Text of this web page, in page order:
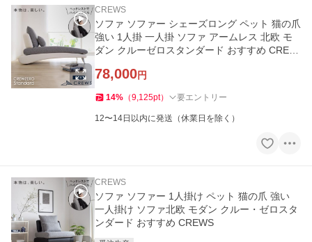
CREWS
ソファ ソファー シェーズロング ペット 猫の爪
強い 1人掛 一人掛 ソファ アームレス 北欧 モ
ダン クルーゼロスタンダード おすすめ CREW
78,000円
14% （9,125pt） 要エントリー
12〜14日以内に発送（休業日を除く）
CREWS
ソファ ソファー 1人掛け ペット 猫の爪 強い
一人掛け ソファ北欧 モダン クルー・ゼロスタ
ンダード おすすめ CREWS